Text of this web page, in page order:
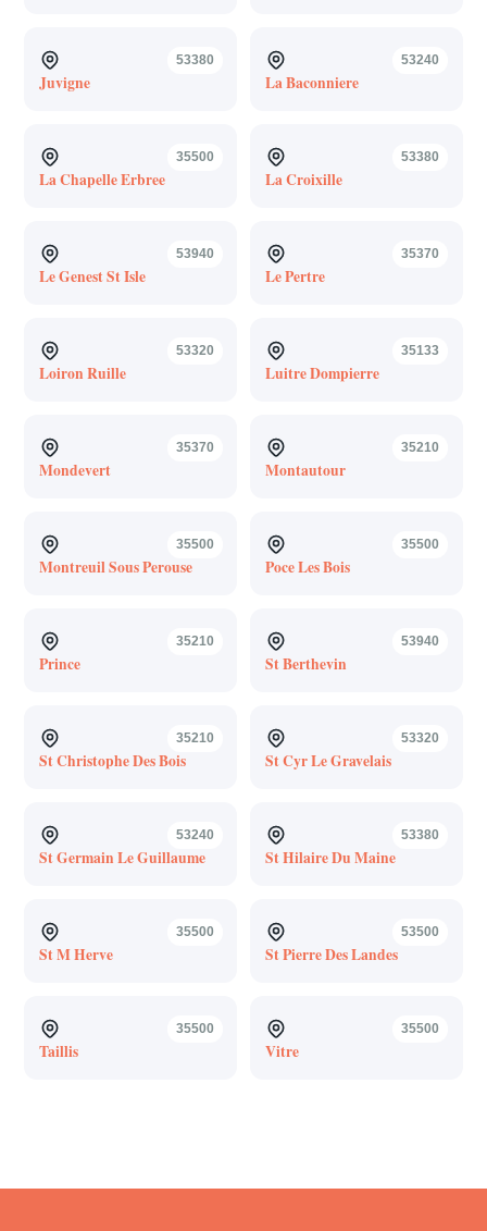
53380
Juvigne
53240
La Baconniere
35500
La Chapelle Erbree
53380
La Croixille
53940
Le Genest St Isle
35370
Le Pertre
53320
Loiron Ruille
35133
Luitre Dompierre
35370
Mondevert
35210
Montautour
35500
Montreuil Sous Perouse
35500
Poce Les Bois
35210
Prince
53940
St Berthevin
35210
St Christophe Des Bois
53320
St Cyr Le Gravelais
53240
St Germain Le Guillaume
53380
St Hilaire Du Maine
35500
St M Herve
53500
St Pierre Des Landes
35500
Taillis
35500
Vitre